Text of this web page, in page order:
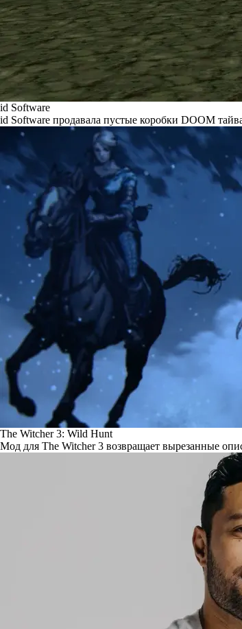
id Software
id Software продавала пустые коробки DOOM
The Witcher 3: Wild Hunt
Мод для The Witcher 3 возвращает вырезанные